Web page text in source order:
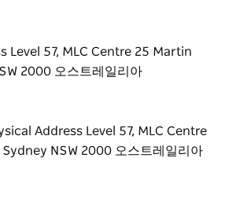
Level 57, MLC Centre 25 Martin
2000 오스트레일리아